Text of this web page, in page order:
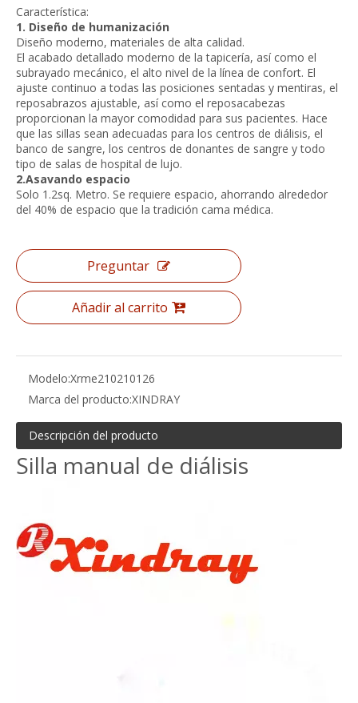
Característica:
1. Diseño de humanización
Diseño moderno, materiales de alta calidad.
El acabado detallado moderno de la tapicería, así como el
subrayado mecánico, el alto nivel de la línea de confort. El
ajuste continuo a todas las posiciones sentadas y mentiras, el
reposabrazos ajustable, así como el reposacabezas
proporcionan la mayor comodidad para sus pacientes. Hace
que las sillas sean adecuadas para los centros de diálisis, el
banco de sangre, los centros de donantes de sangre y todo
tipo de salas de hospital de lujo.
2.Asavando espacio
Solo 1.2sq. Metro. Se requiere espacio, ahorrando alrededor
del 40% de espacio que la tradición cama médica.
Preguntar
Añadir al carrito
Modelo:Xrme210210126
Marca del producto:XINDRAY
Descripción del producto
Silla manual de diálisis